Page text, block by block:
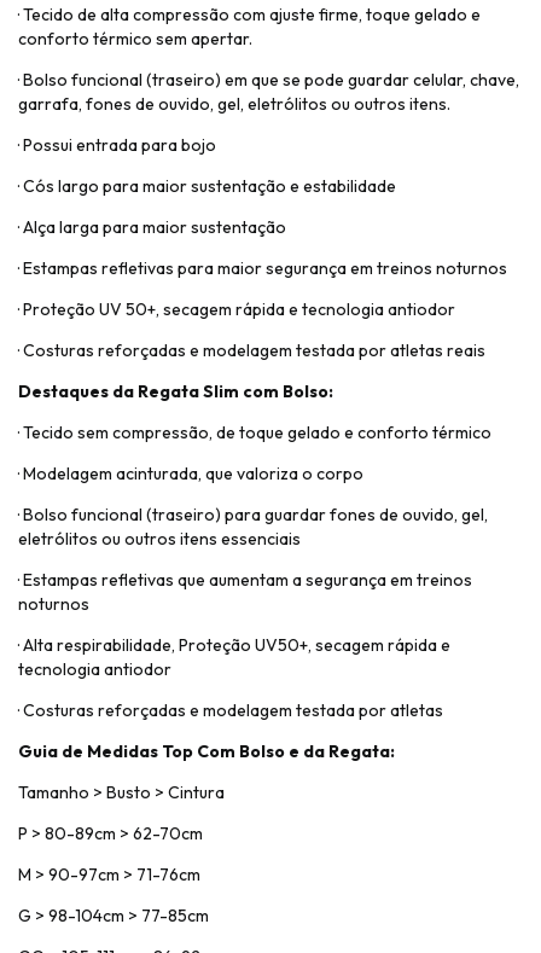
· Tecido de alta compressão com ajuste firme, toque gelado e
conforto térmico sem apertar.
· Bolso funcional (traseiro) em que se pode guardar celular, chave,
garrafa, fones de ouvido, gel, eletrólitos ou outros itens.
· Possui entrada para bojo
· Cós largo para maior sustentação e estabilidade
· Alça larga para maior sustentação
· Estampas refletivas para maior segurança em treinos noturnos
· Proteção UV 50+, secagem rápida e tecnologia antiodor
· Costuras reforçadas e modelagem testada por atletas reais
Destaques da Regata Slim com Bolso:
· Tecido sem compressão, de toque gelado e conforto térmico
· Modelagem acinturada, que valoriza o corpo
· Bolso funcional (traseiro) para guardar fones de ouvido, gel,
eletrólitos ou outros itens essenciais
· Estampas refletivas que aumentam a segurança em treinos
noturnos
· Alta respirabilidade, Proteção UV50+, secagem rápida e
tecnologia antiodor
· Costuras reforçadas e modelagem testada por atletas
Guia de Medidas Top Com Bolso e da Regata:
Tamanho > Busto > Cintura
P > 80-89cm > 62-70cm
M > 90-97cm > 71-76cm
G > 98-104cm > 77-85cm